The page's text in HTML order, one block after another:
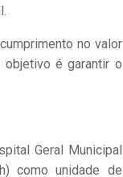
no valor
é garantir o
Geral Municipal
como unidade de